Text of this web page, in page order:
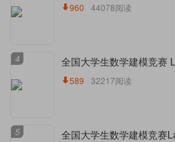
960 44078阅读
4 全国大学生数学建模竞赛
589 32217阅读
5 全国大学生数学建模竞赛